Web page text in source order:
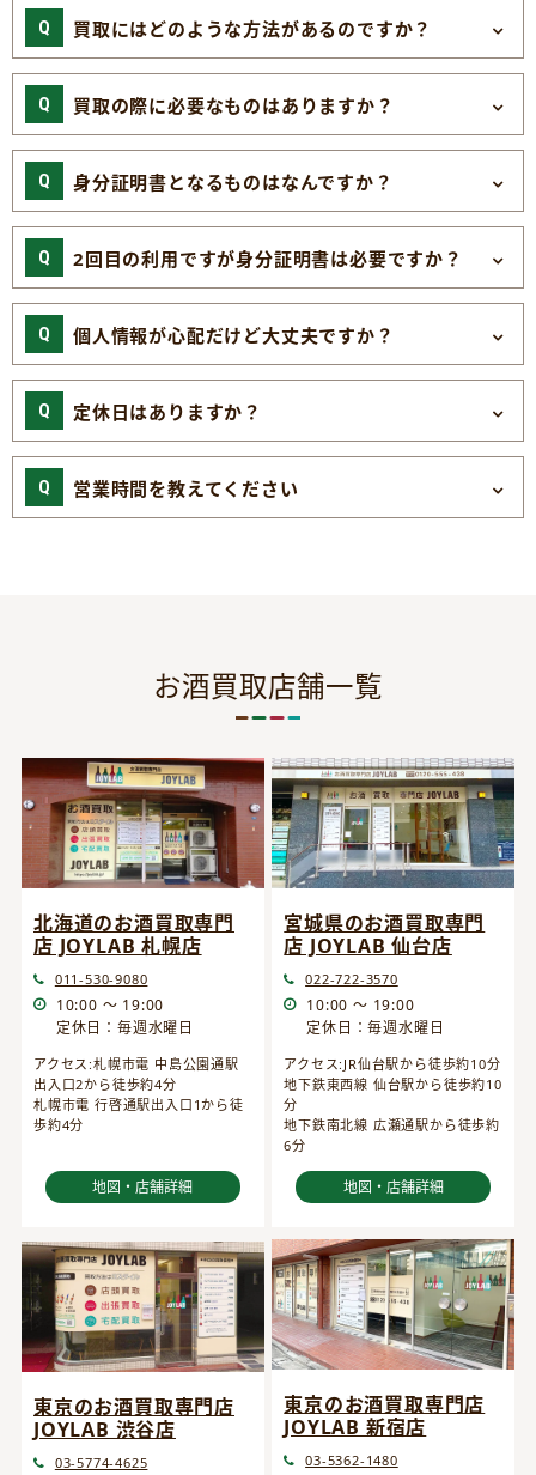
買取にはどのような方法があるのですか？
買取の際に必要なものはありますか？
身分証明書となるものはなんですか？
2回目の利用ですが身分証明書は必要ですか？
個人情報が心配だけど大丈夫ですか？
定休日はありますか？
営業時間を教えてください
お酒買取店舗一覧
北海道のお酒買取専門
店 JOYLAB 札幌店
011-530-9080
10:00 ～ 19:00
定休日：毎週水曜日
アクセス:札幌市電 中島公園通駅
出入口2から徒歩約4分
札幌市電 行啓通駅出入口1から徒
歩約4分
地図・店舗詳細
宮城県のお酒買取専門
店 JOYLAB 仙台店
022-722-3570
10:00 ～ 19:00
定休日：毎週水曜日
アクセス:JR仙台駅から徒歩約10分
地下鉄東西線 仙台駅から徒歩約10
分
地下鉄南北線 広瀬通駅から徒歩約
6分
地図・店舗詳細
東京のお酒買取専門店
JOYLAB 渋谷店
03-5774-4625
東京のお酒買取専門店
JOYLAB 新宿店
03-5362-1480